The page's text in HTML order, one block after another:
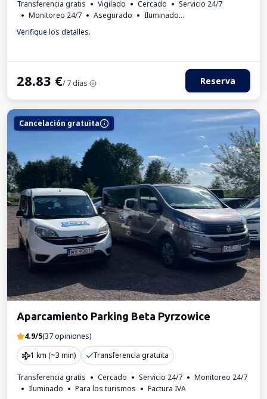
Transferencia gratis Vigilado Cercado
Servicio 24/7
Monitoreo 24/7
Asegurado
Iluminado
Lugares para autobuses
Verifique los detalles.
28.83 €/ 7 días Reserva
Cancelación gratuita
Aparcamiento Parking Beta Pyrzowice
4.9/5(37 opiniones)
1 km (~3 min)
Transferencia gratuita
Transferencia gratis Cercado Servicio 24/7
Monitoreo 24/7
Iluminado
Para los turismos
Factura IVA